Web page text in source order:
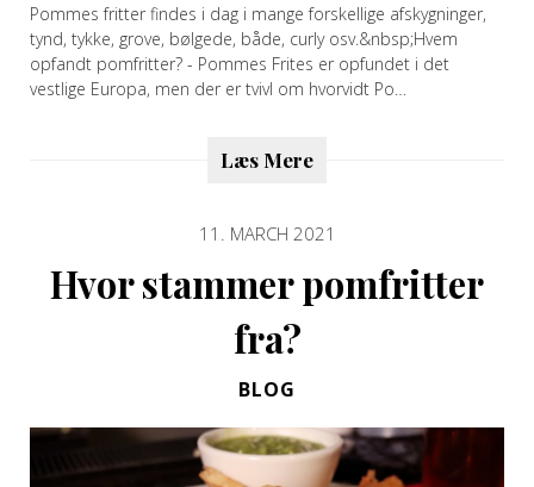
Pommes fritter findes i dag i mange forskellige afskygninger,
tynd, tykke, grove, bølgede, både, curly osv.&nbsp;Hvem
opfandt pomfritter? - Pommes Frites er opfundet i det
vestlige Europa, men der er tvivl om hvorvidt Po…
Læs Mere
11. MARCH 2021
Hvor stammer pomfritter
fra?
BLOG